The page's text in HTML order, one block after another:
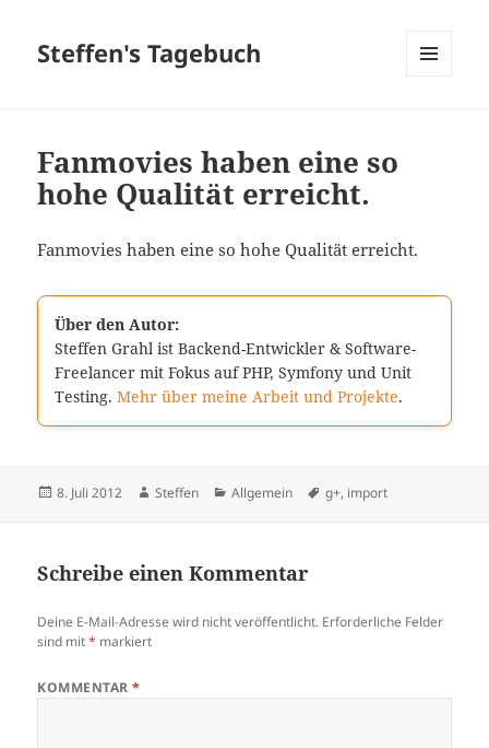
Steffen's Tagebuch
Fanmovies haben eine so
hohe Qualität erreicht.
Fanmovies haben eine so hohe Qualität erreicht.
Über den Autor:
Steffen Grahl ist Backend-Entwickler & Software-
Freelancer mit Fokus auf PHP, Symfony und Unit
Testing.Mehr über meine Arbeit und Projekte.
Veröffentlicht
8. Juli 2012 Autor
Steffen Kategorien
Allgemein Schlagwörter
g+, import
Schreibe einen Kommentar
Deine E-Mail-Adresse wird nicht veröffentlicht. Erforderliche Felder
sind mit* markiert
KOMMENTAR*